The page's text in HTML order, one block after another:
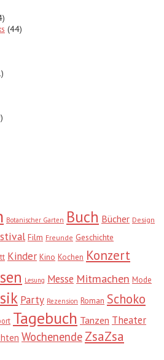
(44)
Botanischer Garten Buch Bücher Design
Film Freunde Geschichte
Kinder Kino Kochen Konzert
Lesung Messe Mitmachen Mode
Party Rezension Roman Schoko
Tagebuch Tanzen Theater
Wochenende ZsaZsa